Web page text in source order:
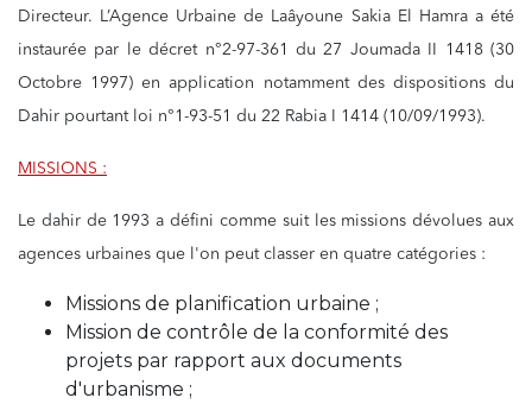
Directeur. L’Agence Urbaine de Laâyoune Sakia El Hamra a été
instaurée par le décret n°2-97-361 du 27 Joumada II 1418 (30
Octobre 1997) en application notamment des dispositions du
Dahir pourtant loi n°1-93-51 du 22 Rabia I 1414 (10/09/1993).
MISSIONS :
Le dahir de 1993 a défini comme suit les missions dévolues aux
agences urbaines que l'on peut classer en quatre catégories :
Missions de planification urbaine ;
Mission de contrôle de la conformité des
projets par rapport aux documents
d'urbanisme ;